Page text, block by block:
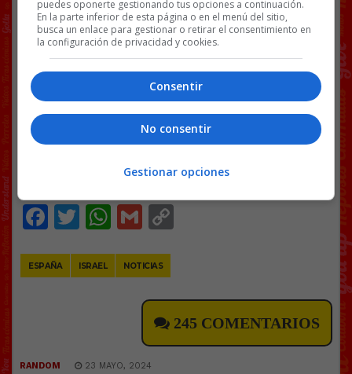
quedarnos aquí. Tenemos que seguir
trabajando para acabar con el genocidio y
conseguir un alto el fuego.
pic.twitter.com/Tk3fKZw5V2
— Yolanda Díaz (@Yolanda_Diaz_)
Ver vídeo en X
Facebook
Twitter
WhatsApp
Gmail
ESPAÑA ISRAEL NOTICIAS
245 COMENTARIOS
RANDOM 23 MAYO, 2024
puedes oponerte gestionando tus opciones a continuación.
En la parte inferior de esta página o en el menú del sitio,
busca un enlace para gestionar o retirar el consentimiento en
la configuración de privacidad y cookies.
Consentir
No consentir
Gestionar opciones